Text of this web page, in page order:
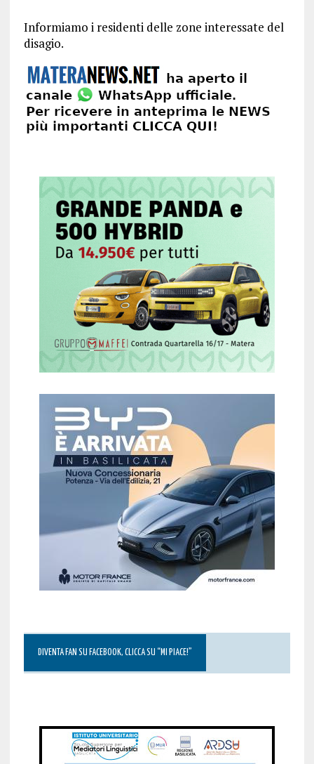
Informiamo i residenti delle zone interessate del
disagio.
DIVENTA FAN SU FACEBOOK, CLICCA SU “MI PIACE!”